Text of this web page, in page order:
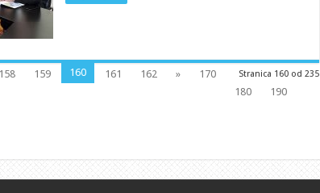
Stranica 160 od 235
158 159 160 161 162 »
170
180
190